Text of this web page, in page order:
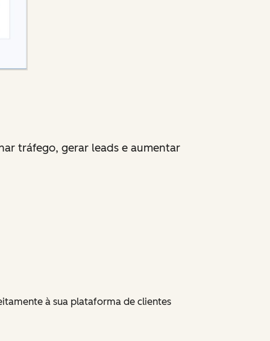
tráfego, gerar leads e aumentar
à sua plataforma de clientes